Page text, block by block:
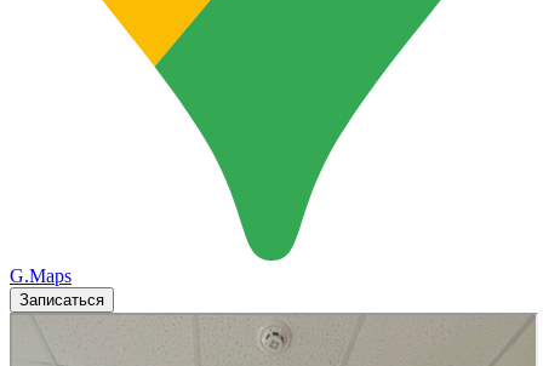
G.Maps
Записаться